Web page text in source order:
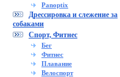
Panoptix
Дрессировка и слежение за
собаками
Спорт, Фитнес
Бег
Фитнес
Плавание
Велоспорт